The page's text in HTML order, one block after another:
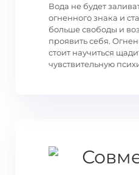
Вода не будет
огненного знака и
больше свободы и
проявить себя.
стоит научиться
чувствительную